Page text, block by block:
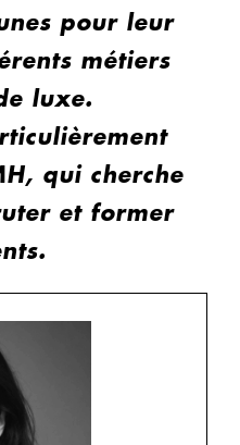
pour leur
métiers
luxe.
qui cherche
et former